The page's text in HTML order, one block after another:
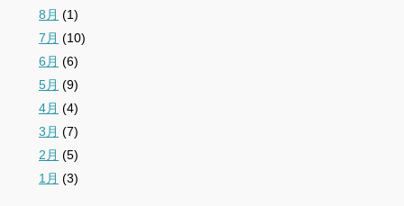
8月 (1)
7月 (10)
6月 (6)
5月 (9)
4月 (4)
3月 (7)
2月 (5)
1月 (3)